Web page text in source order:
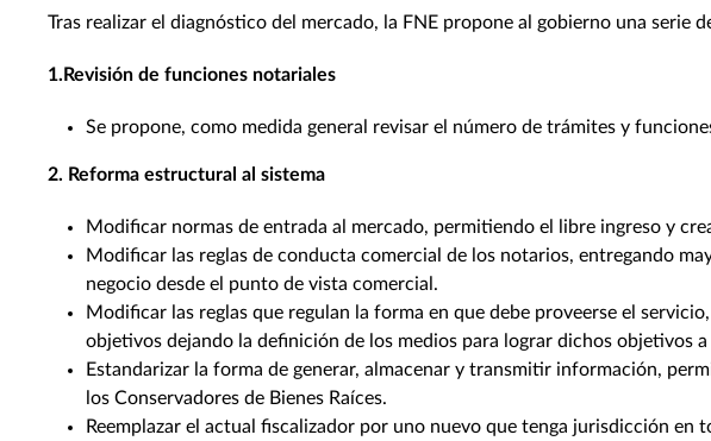
Tras realizar el diagnóstico del mercado, la FNE propone al gobierno una serie
1.Revisión de funciones notariales
Se propone, como medida general revisar el número de trámites y
2. Reforma estructural al sistema
Modificar normas de entrada al mercado, permitiendo el libre ingreso y
Modificar las reglas de conducta comercial de los notarios, entregando
negocio desde el punto de vista comercial.
Modificar las reglas que regulan la forma en que debe proveerse el
objetivos dejando la definición de los medios para lograr dichos objetivos
Estandarizar la forma de generar, almacenar y transmitir información,
los Conservadores de Bienes Raíces.
Reemplazar el actual fiscalizador por uno nuevo que tenga jurisdicción en